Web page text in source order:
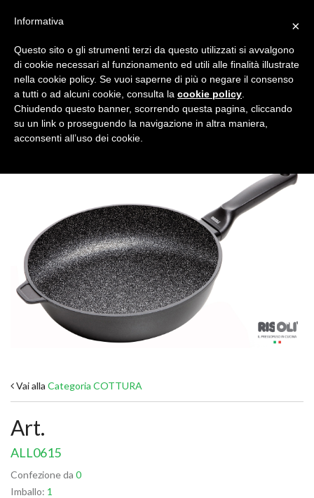
Tutte le categorie Cerca
Vai alla Categoria COTTURA
Art.
ALL0615
Confezione da 0
Imballo: 1
×
Informativa
Questo sito o gli strumenti terzi da questo utilizzati si avvalgono
di cookie necessari al funzionamento ed utili alle finalità illustrate
nella cookie policy. Se vuoi saperne di più o negare il consenso
a tutti o ad alcuni cookie, consulta la cookie policy
Chiudendo questo banner, scorrendo questa pagina, cliccando
su un link o proseguendo la navigazione in altra maniera,
acconsenti all’uso dei cookie.